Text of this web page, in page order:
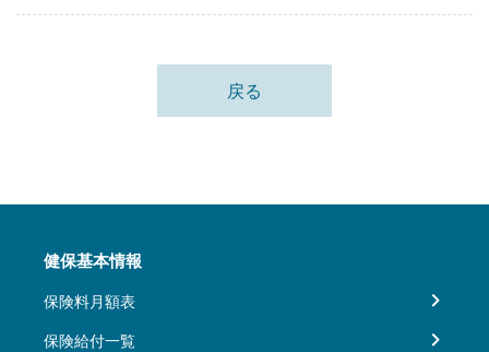
戻る
健保基本情報
保険料月額表
保険給付一覧